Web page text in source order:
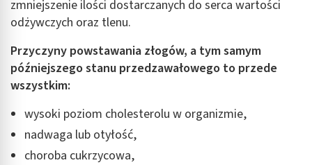
zmniejszenie ilości dostarczanych do serca wartości
odżywczych oraz tlenu.
Przyczyny powstawania złogów, a tym samym
późniejszego stanu przedzawałowego to przede
wszystkim:
wysoki poziom cholesterolu w organizmie,
nadwaga lub otyłość,
choroba cukrzycowa,